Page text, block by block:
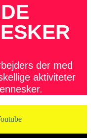
der med
aktiviteter